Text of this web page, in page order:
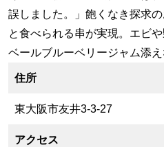
誤しました。」飽くなき探求
と食べられる串が実現。エビ
ベールブルーベリージャム添え
住所
東大阪市友井3-3-27
アクセス